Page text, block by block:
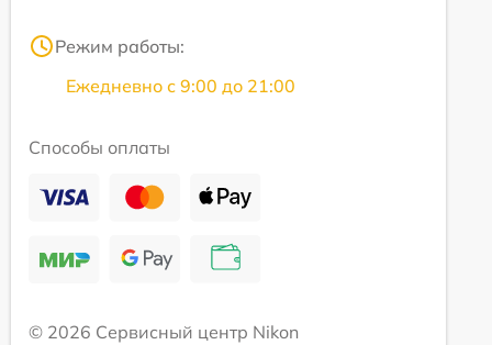
Режим работы:
Ежедневно с 9:00 до 21:00
Способы оплаты
© 2026 Сервисный центр Nikon